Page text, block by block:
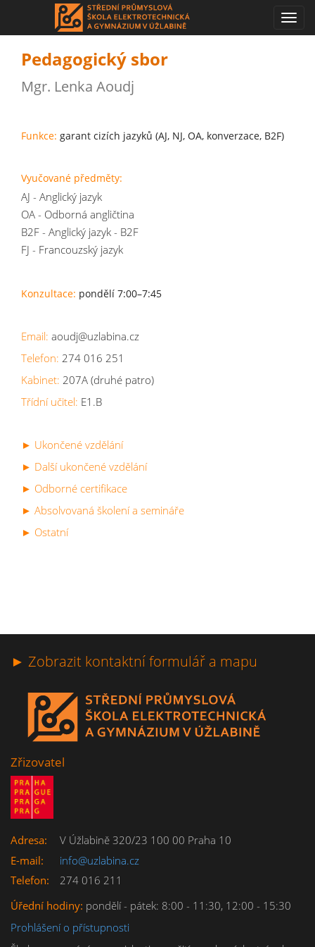
Pedagogický sbor
Mgr. Lenka Aoudj
Funkce: garant cizích jazyků (AJ, NJ, OA, konverzace, B2F)
Vyučované předměty:
AJ - Anglický jazyk
OA - Odborná angličtina
B2F - Anglický jazyk - B2F
FJ - Francouzský jazyk
Konzultace: pondělí 7:00–7:45
Email: aoudj@uzlabina.cz
Telefon: 274 016 251
Kabinet: 207A (druhé patro)
Třídní učitel: E1.B
► Ukončené vzdělání
► Další ukončené vzdělání
► Odborné certifikace
► Absolvovaná školení a semináře
► Ostatní
► Zobrazit kontaktní formulář a mapu
Zřizovatel
Adresa:
V Úžlabině 320/23 100 00 Praha 10
E-mail:
info@uzlabina.cz
Telefon:
274 016 211
Úřední hodiny: pondělí - pátek: 8:00 - 11:30, 12:00 - 15:30
Prohlášení o přístupnosti